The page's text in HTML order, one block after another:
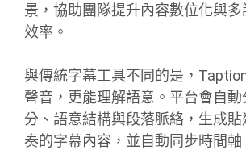
景，協助團隊提升內容數位化與
效率。
與傳統字幕工具不同的是，
聲音，更能理解語意。平台會自動
分、語意結構與段落脈絡，生成
奏的字幕內容，並自動同步時間